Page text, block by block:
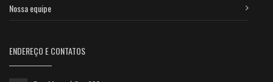
Nossa equipe
ENDEREÇO E CONTATOS